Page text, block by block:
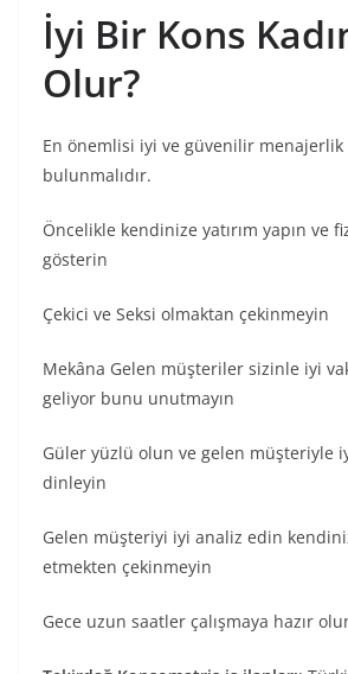
İyi Bir Kons
Olur?
En önemlisi iyi ve güvenilir menajerlik
bulunmalıdır.
Öncelikle kendinize yatırım yapın ve
gösterin
Çekici ve Seksi olmaktan çekinmeyin
Mekâna Gelen müşteriler sizinle iyi
geliyor bunu unutmayın
Güler yüzlü olun ve gelen müşteriyle
dinleyin
Gelen müşteriyi iyi analiz edin
etmekten çekinmeyin
Gece uzun saatler çalışmaya hazır